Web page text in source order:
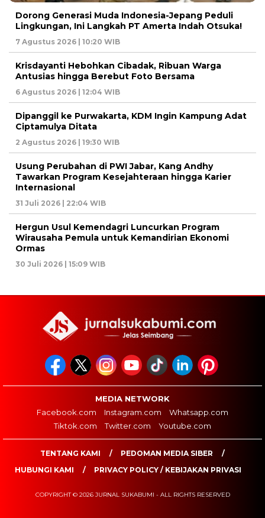
Dorong Generasi Muda Indonesia-Jepang Peduli
Lingkungan, Ini Langkah PT Amerta Indah Otsuka!
7 Agustus 2026 | 10:20 WIB
Krisdayanti Hebohkan Cibadak, Ribuan Warga
Antusias hingga Berebut Foto Bersama
6 Agustus 2026 | 12:04 WIB
Dipanggil ke Purwakarta, KDM Ingin Kampung Adat
Ciptamulya Ditata
2 Agustus 2026 | 19:30 WIB
Usung Perubahan di PWI Jabar, Kang Andhy
Tawarkan Program Kesejahteraan hingga Karier
Internasional
31 Juli 2026 | 22:04 WIB
Hergun Usul Kemendagri Luncurkan Program
Wirausaha Pemula untuk Kemandirian Ekonomi
Ormas
30 Juli 2026 | 15:09 WIB
MEDIA NETWORK
Facebook.com
Instagram.com
Whatsapp.com
Tiktok.com
Twitter.com Youtube.com
TENTANG KAMI
PEDOMAN MEDIA SIBER
HUBUNGI KAMI
PRIVACY POLICY / KEBIJAKAN PRIVASI
COPYRIGHT © 2026 JURNAL SUKABUMI - ALL RIGHTS RESERVED